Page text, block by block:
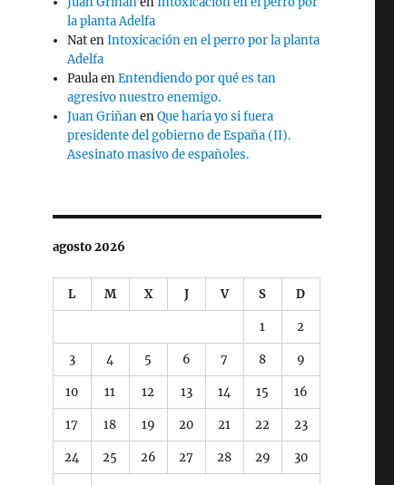
la planta Adelfa
NatenIntoxicación en el perro por la planta
Adelfa
PaulaenEntendiendo por qué es tan
agresivo nuestro enemigo.
Juan GriñanenQue haria yo si fuera
presidente del gobierno de España (II).
Asesinato masivo de españoles.
agosto 2026
L M X J V S D
1 2
3 4 5 6 7 8 9
10 11 12 13 14 15 16
17 18 19 20 21 22 23
24 25 26 27 28 29 30